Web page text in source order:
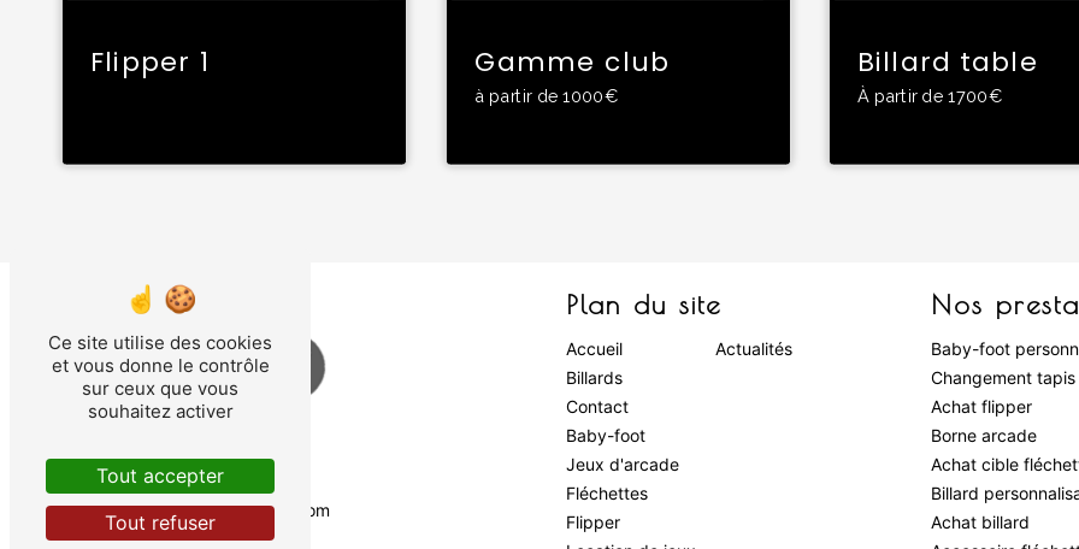
Flipper 1 Gamme club
à partir de 1000€
Billard table
À partir de 1700€
Contactez-nous
16 Rue du 8 mai 1945
03 21 51 49 78
contact@bouvet-cousin.com
Plan du site
Accueil
Billards
Contact
Baby-foot
Jeux d'arcade
Fléchettes
Flipper
Actualités
Nos
Baby-foot
Changement
Achat flipper
Borne arcade
Achat cible
Billard
Achat billard
Ce site utilise des cookies
et vous donne le contrôle
sur ceux que vous
souhaitez activer
Tout accepter
Tout refuser